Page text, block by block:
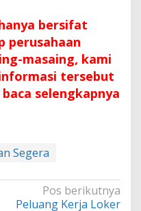
bersifat
perusahaan
masaing, kami
tersebut
selengkapnya
Segera
Pos berikutnya
Peluang Kerja Loker